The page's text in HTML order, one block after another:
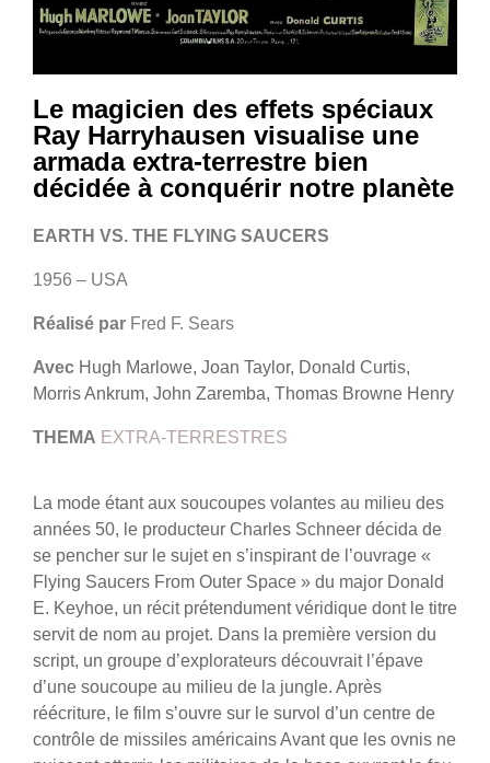
Le magicien des effets spéciaux
Ray Harryhausen visualise une
armada extra-terrestre bien
décidée à conquérir notre planète
EARTH VS. THE FLYING SAUCERS
1956 – USA
Réalisé par Fred F. Sears
Avec Hugh Marlowe, Joan Taylor, Donald Curtis,
Morris Ankrum, John Zaremba, Thomas Browne Henry
THEMA EXTRA-TERRESTRES
La mode étant aux soucoupes volantes au milieu des
années 50, le producteur Charles Schneer décida de
se pencher sur le sujet en s’inspirant de l’ouvrage «
Flying Saucers From Outer Space » du major Donald
E. Keyhoe, un récit prétendument véridique dont le titre
servit de nom au projet. Dans la première version du
script, un groupe d’explorateurs découvrait l’épave
d’une soucoupe au milieu de la jungle. Après
réécriture, le film s’ouvre sur le survol d’un centre de
contrôle de missiles américains Avant que les ovnis ne